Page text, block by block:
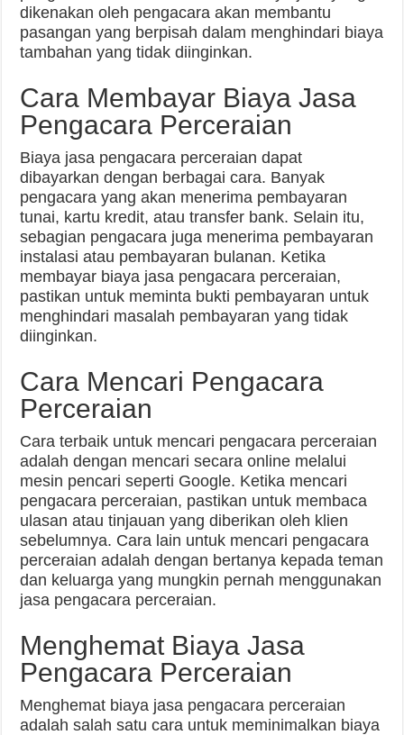
dikenakan oleh pengacara akan membantu
pasangan yang berpisah dalam menghindari biaya
tambahan yang tidak diinginkan.
Cara Membayar Biaya Jasa
Pengacara Perceraian
Biaya jasa pengacara perceraian dapat
dibayarkan dengan berbagai cara. Banyak
pengacara yang akan menerima pembayaran
tunai, kartu kredit, atau transfer bank. Selain itu,
sebagian pengacara juga menerima pembayaran
instalasi atau pembayaran bulanan. Ketika
membayar biaya jasa pengacara perceraian,
pastikan untuk meminta bukti pembayaran untuk
menghindari masalah pembayaran yang tidak
diinginkan.
Cara Mencari Pengacara
Perceraian
Cara terbaik untuk mencari pengacara perceraian
adalah dengan mencari secara online melalui
mesin pencari seperti Google. Ketika mencari
pengacara perceraian, pastikan untuk membaca
ulasan atau tinjauan yang diberikan oleh klien
sebelumnya. Cara lain untuk mencari pengacara
perceraian adalah dengan bertanya kepada teman
dan keluarga yang mungkin pernah menggunakan
jasa pengacara perceraian.
Menghemat Biaya Jasa
Pengacara Perceraian
Menghemat biaya jasa pengacara perceraian
adalah salah satu cara untuk meminimalkan biaya